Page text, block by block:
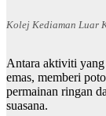
Kolej Kediaman Luar
Antara aktiviti
emas, memberi
permainan ringan
suasana.